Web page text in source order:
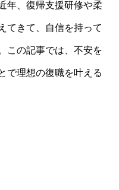
年、復帰支援研修や柔
てきて、自信を持って
この記事では、不安を
で理想の復職を叶える